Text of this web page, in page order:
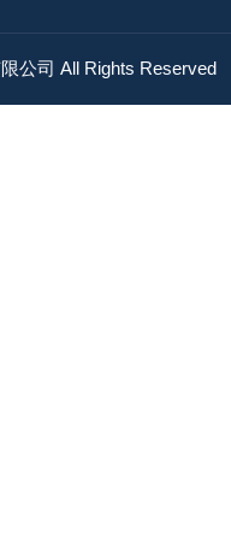
公司 All Rights Reserved